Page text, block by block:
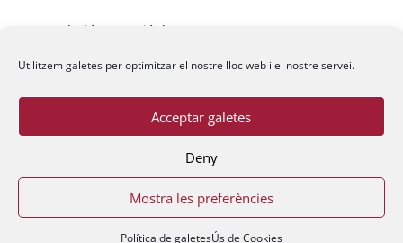
Utilitzem galetes per optimitzar el nostre lloc web i el nostre servei.
Acceptar galetes
Deny
Mostra les preferències
Política de galetesÚs de Cookies
Fundació La Passió d’Esparreguera, 2026